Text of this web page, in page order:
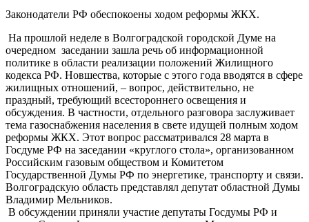
Законодатели РФ обеспокоены ходом реформы ЖКХ.
На прошлой неделе в Волгоградской городской Думе на
очередном заседании зашла речь об информационной
политике в области реализации положений Жилищного
кодекса РФ. Новшества, которые с этого года вводятся в сфере
жилищных отношений, – вопрос, действительно, не
праздный, требующий всестороннего освещения и
обсуждения. В частности, отдельного разговора заслуживает
тема газоснабжения населения в свете идущей полным ходом
реформы ЖКХ. Этот вопрос рассматривался 28 марта в
Госдуме РФ на заседании «круглого стола», организованном
Российским газовым обществом и Комитетом
Государственной Думы РФ по энергетике, транспорту и связи.
Волгоградскую область представлял депутат областной Думы
Владимир Мельников.
В обсуждении приняли участие депутаты Госдумы РФ и